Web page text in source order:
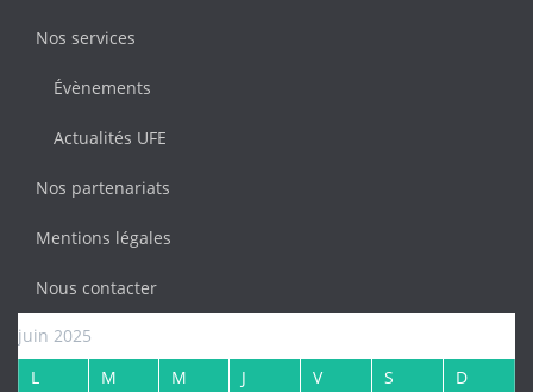
Nos services
Évènements
Actualités UFE
Nos partenariats
Mentions légales
Nous contacter
juin 2025
L
M M J V S D